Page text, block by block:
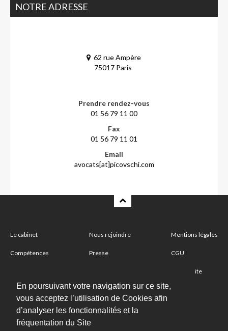
En poursuivant votre navigation sur ce site,
vous acceptez l’utilisation de Cookies afin
d’analyser les fonctionnalités et la
fréquentation du Site
NOTRE ADRESSE
62 rue Ampère
75017 Paris
Prendre rendez-vous
01 56 79 11 00
Fax
01 56 79 11 01
Email
avocats[at]picovschi.com
Le cabinet
Compétences
Nous rejoindre
Presse
Mentions légales
CGU
Plan du site
Abonnez-vous à notre newsletter